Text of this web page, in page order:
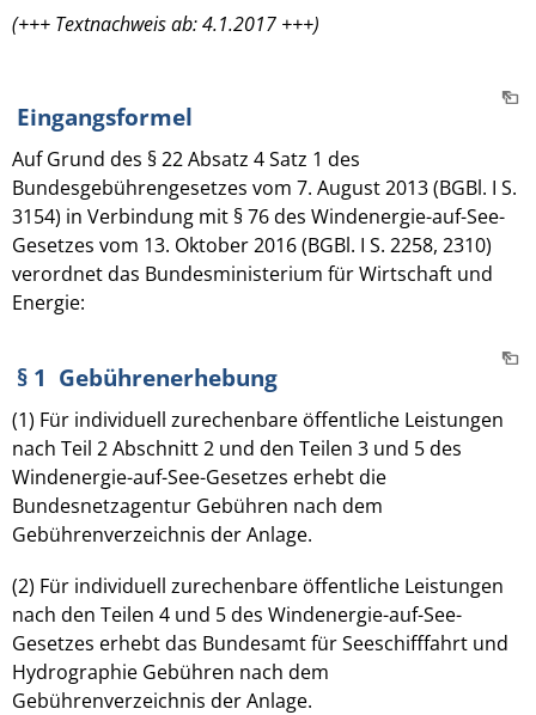
(+++ Textnachweis ab: 4.1.2017 +++)
Eingangsformel
Auf Grund des § 22 Absatz 4 Satz 1 des
Bundesgebührengesetzes vom 7. August 2013 (BGBl. I S.
3154) in Verbindung mit § 76 des Windenergie-auf-See-
Gesetzes vom 13. Oktober 2016 (BGBl. I S. 2258, 2310)
verordnet das Bundesministerium für Wirtschaft und
Energie:
§ 1 Gebührenerhebung
(1) Für individuell zurechenbare öffentliche Leistungen
nach Teil 2 Abschnitt 2 und den Teilen 3 und 5 des
Windenergie-auf-See-Gesetzes erhebt die
Bundesnetzagentur Gebühren nach dem
Gebührenverzeichnis der Anlage.
(2) Für individuell zurechenbare öffentliche Leistungen
nach den Teilen 4 und 5 des Windenergie-auf-See-
Gesetzes erhebt das Bundesamt für Seeschifffahrt und
Hydrographie Gebühren nach dem
Gebührenverzeichnis der Anlage.